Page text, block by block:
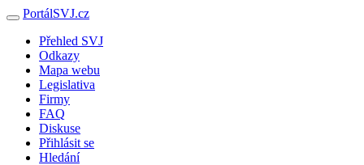
PortálSVJ.cz
Přehled SVJ
Odkazy
Mapa webu
Legislativa
Firmy
FAQ
Diskuse
Přihlásit se
Hledání